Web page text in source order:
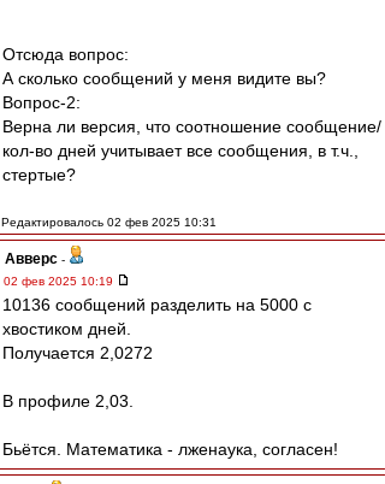
Отсюда вопрос:
А сколько сообщений у меня видите вы?
Вопрос-2:
Верна ли версия, что соотношение сообщение/
кол-во дней учитывает все сообщения, в т.ч.,
стертые?
Редактировалось 02 фев 2025 10:31
Авверс -
02 фев 2025 10:19
10136 сообщений разделить на 5000 с
хвостиком дней.
Получается 2,0272
В профиле 2,03.
Бьётся. Математика - лженаука, согласен!